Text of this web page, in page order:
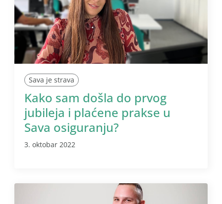
Sava je strava
Kako sam došla do prvog
jubileja i plaćene prakse u
Sava osiguranju?
3. oktobar 2022